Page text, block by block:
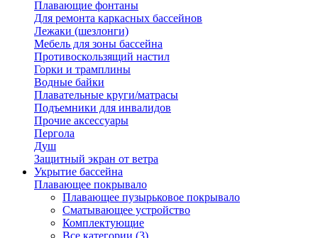
Плавающие фонтаны
Для ремонта каркасных бассейнов
Лежаки (шезлонги)
Мебель для зоны бассейна
Противоскользящий настил
Горки и трамплины
Водные байки
Плавательные круги/матрасы
Подъемники для инвалидов
Прочие аксессуары
Пергола
Душ
Защитный экран от ветра
Укрытие бассейна
Плавающее покрывало
Плавающее пузырьковое покрывало
Сматывающее устройство
Комплектующие
Все категории (3)